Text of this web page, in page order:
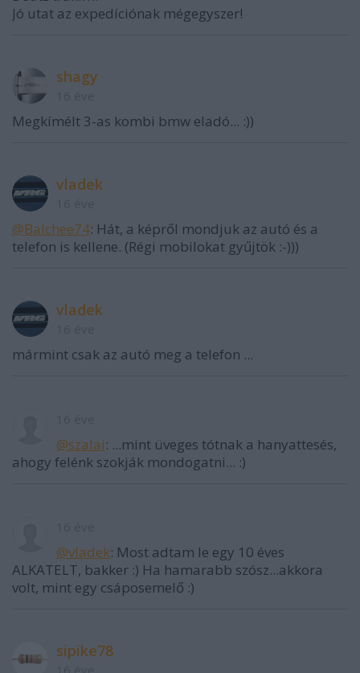
Jó utat az expedíciónak mégegyszer!
shagy
Megkímélt 3-as kombi bmw eladó... :))
vladek
@Balchee74: Hát, a képről mondjuk az autó és a
telefon is kellene. (Régi mobilokat gyűjtök :-)))
vladek
mármint csak az autó meg a telefon ...
@szalai: ...mint üveges tótnak a hanyattesés,
ahogy felénk szokják mondogatni... :)
@vladek: Most adtam le egy 10 éves
ALKATELT, bakker :) Ha hamarabb szósz...akkora
volt, mint egy csáposemelő :)
sipike78